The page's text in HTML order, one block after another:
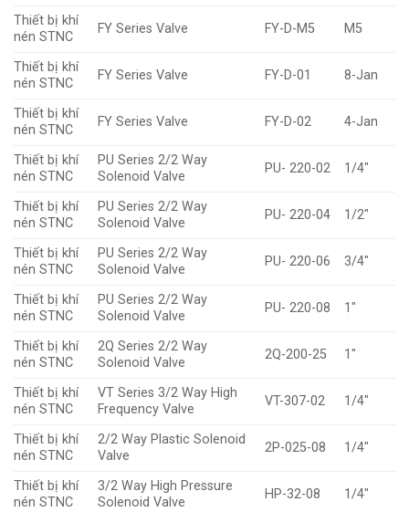
Thiết bị khí
nén STNC
FY Series Valve FY-D-M5 M5
Thiết bị khí
nén STNC
FY Series Valve FY-D-01 8-Jan
Thiết bị khí
nén STNC
FY Series Valve FY-D-02 4-Jan
Thiết bị khí
nén STNC
PU Series 2/2 Way
Solenoid Valve
PU- 220-02 1/4″
Thiết bị khí
nén STNC
PU Series 2/2 Way
Solenoid Valve
PU- 220-04 1/2″
Thiết bị khí
nén STNC
PU Series 2/2 Way
Solenoid Valve
PU- 220-06 3/4″
Thiết bị khí
nén STNC
PU Series 2/2 Way
Solenoid Valve
PU- 220-08 1″
Thiết bị khí
nén STNC
2Q Series 2/2 Way
Solenoid Valve
2Q-200-25 1″
Thiết bị khí
nén STNC
VT Series 3/2 Way High
Frequency Valve
VT-307-02 1/4″
Thiết bị khí
nén STNC
2/2 Way Plastic Solenoid
Valve
2P-025-08 1/4″
Thiết bị khí
nén STNC
3/2 Way High Pressure
Solenoid Valve
HP-32-08 1/4″